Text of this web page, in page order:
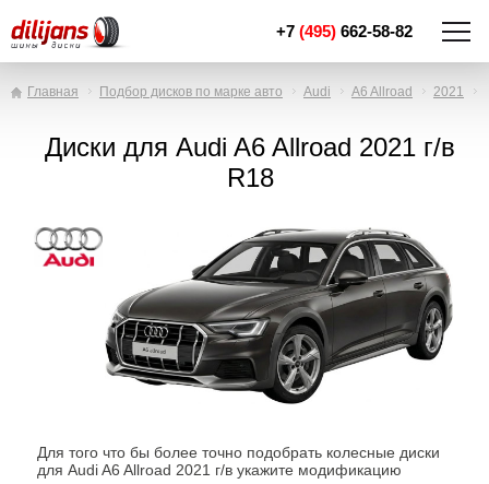
+7 (495) 662-58-82
Главная Подбор дисков по марке авто Audi A6 Allroad 2021
Диски для Audi A6 Allroad 2021 г/в
R18
Для того что бы более точно подобрать колесные диски
для Audi A6 Allroad 2021 г/в укажите модификацию